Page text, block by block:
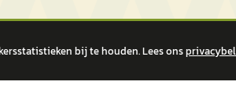
bij te houden. Lees ons